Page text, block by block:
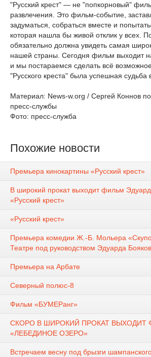
"Русский крест" — не "попкорновый"
развлечения. Это фильм-событие,
задуматься, собраться вместе и
которая нашла бы живой отклик у всех.
обязательно должна увидеть самая
нашей страны. Сегодня фильм выходит
и мы постараемся сделать всё
"Русского креста" была успешная судьба
Материал: News-w.org / Сергей Коннов
пресс-службы
Фото: пресс-служба
Похожие новости
Премьера кинокартины «Русский крест»
В широкий прокат выходит фильм
«Русский крест»
«Русский крест»
Премьера комедии Ж.-Б. Мольера
Театре под руководством Эдуарда
Премьера на Арбате
Северный полюс-8
Фильм «БУМЕРанг»
СКОРО В ШИРОКИЙ ПРОКАТ ВЫХОДИТ
«ЛЕБЕДИНОЕ ОЗЕРО»
Встречаем весну под брызги